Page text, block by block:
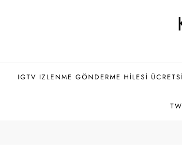
IGTV IZLENME GÖNDERME HILESI